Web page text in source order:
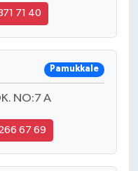
71 40
Pamukkale
NO:7 A
67 69